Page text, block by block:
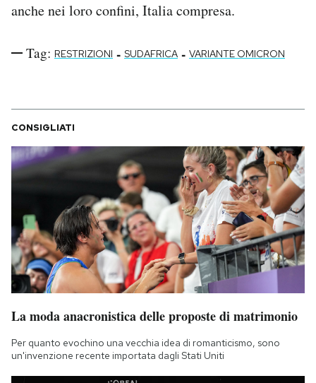
anche nei loro confini, Italia compresa.
Tag: RESTRIZIONI - SUDAFRICA - VARIANTE OMICRON
CONSIGLIATI
La moda anacronistica delle proposte di matrimonio
Per quanto evochino una vecchia idea di romanticismo, sono
un'invenzione recente importata dagli Stati Uniti